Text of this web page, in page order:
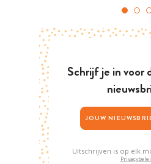
Schrijf je in voor
Uitschrijven is op elk